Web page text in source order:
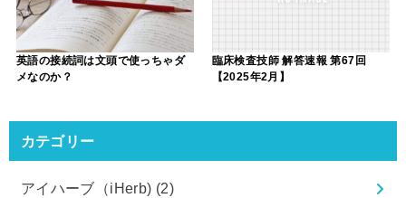
英語の接続詞は文頭で使っちゃダ
メなのか？
臨床検査技師 解答速報 第67回
【2025年2月】
カテゴリー
アイハーブ（iHerb) (2)